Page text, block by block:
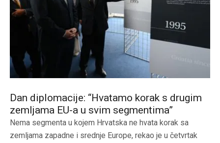
Dan diplomacije: “Hvatamo korak s drugim
zemljama EU-a u svim segmentima”
Nema segmenta u kojem Hrvatska ne hvata korak sa
zemljama zapadne i srednje Europe, rekao je u četvrtak